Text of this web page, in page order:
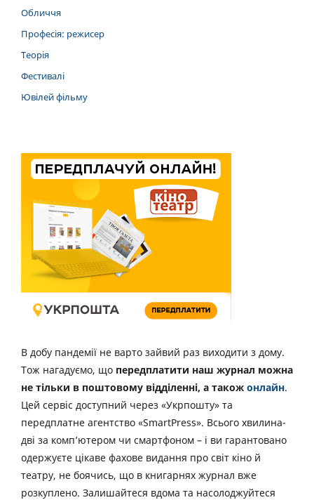
Обличчя
Професія: режисер
Теорія
Фестивалі
Ювілей фільму
В добу пандемії не варто зайвий раз виходити з дому.
Тож нагадуємо, що передплатити наш журнал можна
не тільки в поштовому відділенні, а також онлайн.
Цей сервіс доступний через «Укрпошту» та
передплатне агентство «SmartPress». Всього хвилина-
дві за комп’ютером чи смартфоном – і ви гарантовано
одержуєте цікаве фахове видання про світ кіно й
театру, не боячись, що в книгарнях журнал вже
розкуплено. Залишайтеся вдома та насолоджуйтеся